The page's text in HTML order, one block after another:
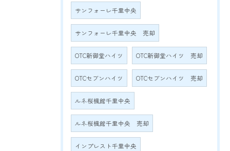
サンフォーレ千里中央
サンフォーレ千里中央 売却
OTC新御堂ハイツ OTC新御堂ハイツ 売却
OTCセブンハイツ OTCセブンハイツ 売却
ルネ桜楓館千里中央
ルネ桜楓館千里中央 売却
インプレスト千里中央